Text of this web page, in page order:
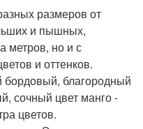
размеров от
и пышных,
метров, но и с
и оттенков.
благородный
сочный цвет манго -
цветов.